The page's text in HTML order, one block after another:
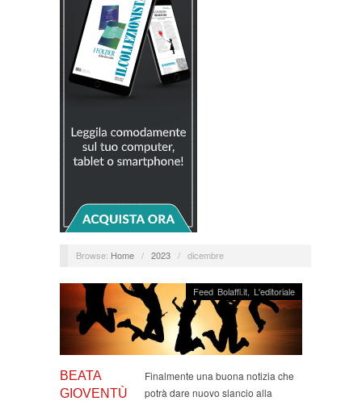
Browse: Home / 2023 / dicembre
BEATA
GIOVENTÙ
Feed Bolaffi.it, L'editoriale
Finalmente una buona notizia che
potrà dare nuovo slancio alla